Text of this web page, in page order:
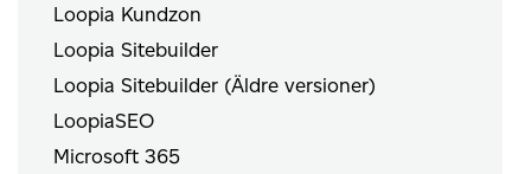
Loopia Kundzon
Loopia Sitebuilder
Loopia Sitebuilder (Äldre versioner)
LoopiaSEO
Microsoft 365